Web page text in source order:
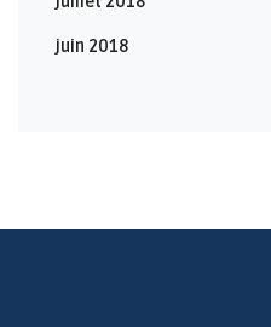
juin 2018